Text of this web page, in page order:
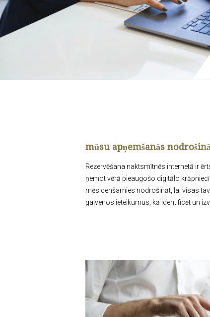
mūsu apņemšanās
Rezervēšana naktsmītnēs internetā ir
ņemot vērā pieaugošo digitālo
mēs cenšamies nodrošināt, lai visas
galvenos ieteikumus, kā identificēt un